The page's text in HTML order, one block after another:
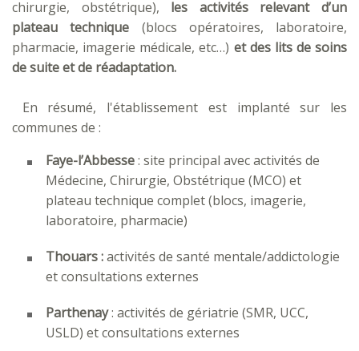
chirurgie, obstétrique), les activités relevant d’un
plateau technique (blocs opératoires, laboratoire,
pharmacie, imagerie médicale, etc…) et des lits de soins
de suite et de réadaptation.
En résumé, l'établissement est implanté sur les
communes de :
Faye-l’Abbesse: site principal avec activités de
Médecine, Chirurgie, Obstétrique (MCO) et
plateau technique complet (blocs, imagerie,
laboratoire, pharmacie)
Thouars :activités de santé mentale/addictologie
et consultations externes
Parthenay: activités de gériatrie (SMR, UCC,
USLD) et consultations externes